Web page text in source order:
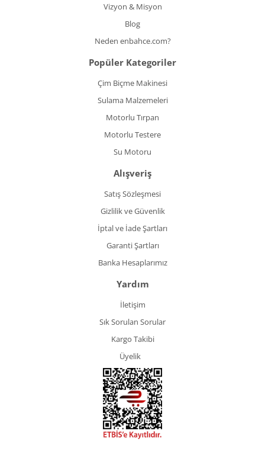
Vizyon & Misyon
Blog
Neden enbahce.com?
Popüler Kategoriler
Çim Biçme Makinesi
Sulama Malzemeleri
Motorlu Tırpan
Motorlu Testere
Su Motoru
Alışveriş
Satış Sözleşmesi
Gizlilik ve Güvenlik
İptal ve İade Şartları
Garanti Şartları
Banka Hesaplarımız
Yardım
İletişim
Sık Sorulan Sorular
Kargo Takibi
Üyelik